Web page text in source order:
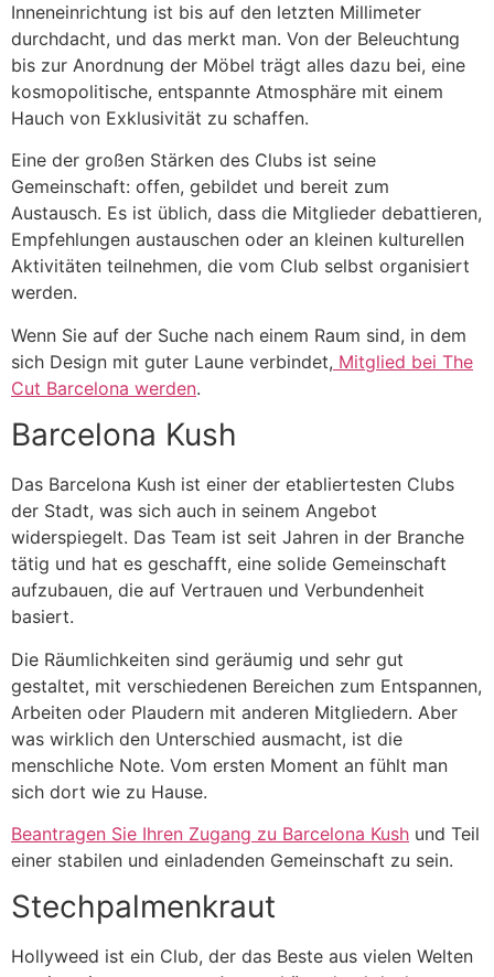
Inneneinrichtung ist bis auf den letzten Millimeter
durchdacht, und das merkt man. Von der Beleuchtung
bis zur Anordnung der Möbel trägt alles dazu bei, eine
kosmopolitische, entspannte Atmosphäre mit einem
Hauch von Exklusivität zu schaffen.
Eine der großen Stärken des Clubs ist seine
Gemeinschaft: offen, gebildet und bereit zum
Austausch. Es ist üblich, dass die Mitglieder debattieren,
Empfehlungen austauschen oder an kleinen kulturellen
Aktivitäten teilnehmen, die vom Club selbst organisiert
werden.
Wenn Sie auf der Suche nach einem Raum sind, in dem
sich Design mit guter Laune verbindet, Mitglied bei The
Cut Barcelona werden.
Barcelona Kush
Das Barcelona Kush ist einer der etabliertesten Clubs
der Stadt, was sich auch in seinem Angebot
widerspiegelt. Das Team ist seit Jahren in der Branche
tätig und hat es geschafft, eine solide Gemeinschaft
aufzubauen, die auf Vertrauen und Verbundenheit
basiert.
Die Räumlichkeiten sind geräumig und sehr gut
gestaltet, mit verschiedenen Bereichen zum Entspannen,
Arbeiten oder Plaudern mit anderen Mitgliedern. Aber
was wirklich den Unterschied ausmacht, ist die
menschliche Note. Vom ersten Moment an fühlt man
sich dort wie zu Hause.
Beantragen Sie Ihren Zugang zu Barcelona Kush und Teil
einer stabilen und einladenden Gemeinschaft zu sein.
Stechpalmenkraut
Hollyweed ist ein Club, der das Beste aus vielen Welten